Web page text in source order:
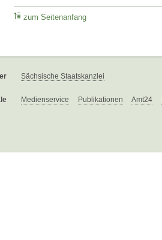
zum Seitenanfang
Sächsische Staatskanzlei
Medienservice Publikationen Amt24